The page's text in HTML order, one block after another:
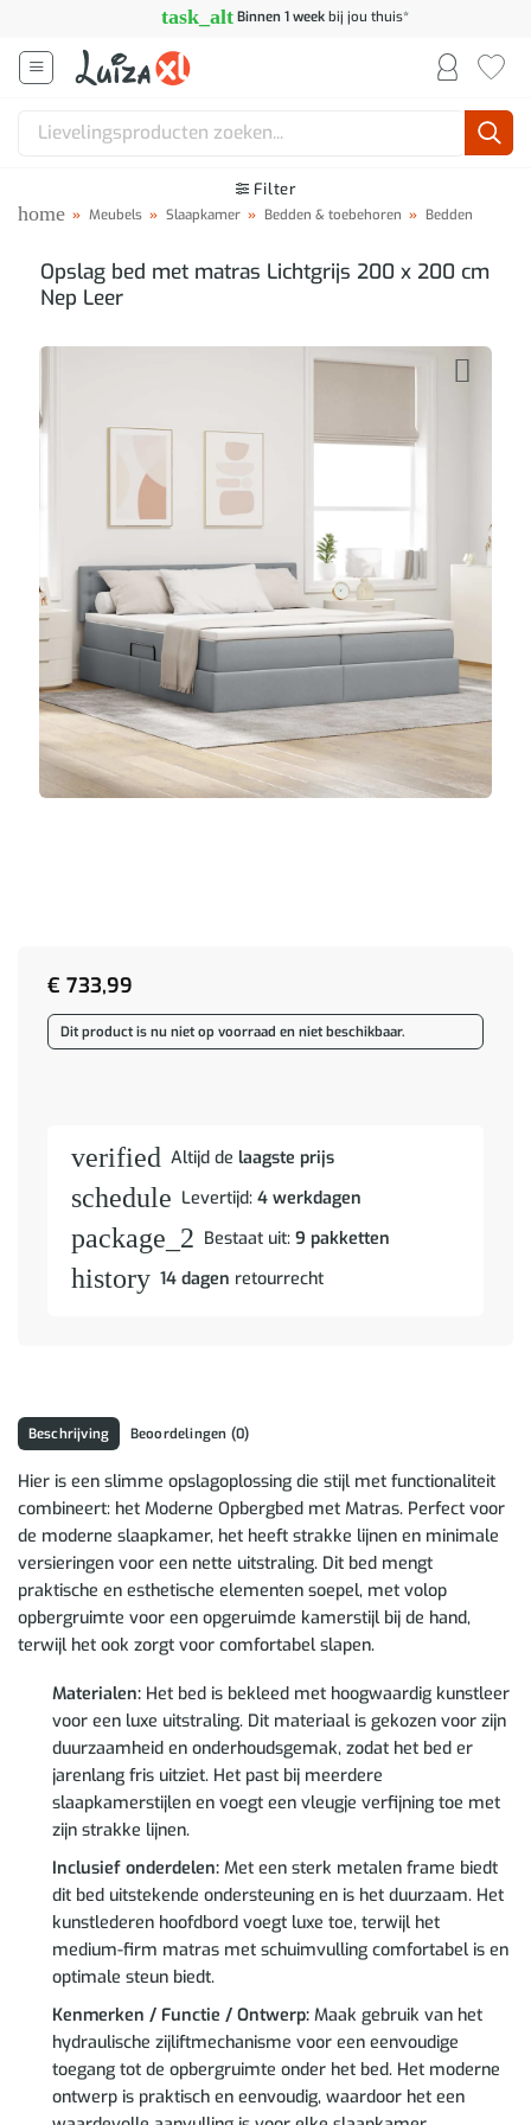
inhoud
task_alt Binnen 1 weekbij jou thuis*
Zoeken
Filter
home » Meubels » Slaapkamer » Bedden & toebehoren » Bedden
Opslag bed met matras Lichtgrijs 200 x 200 cm
Nep Leer
€ 733,99
Dit product is nu niet op voorraad en niet beschikbaar.
verified Altijd de laagste prijs
schedule Levertijd: 4 werkdagen
package_2 Bestaat uit: 9 pakketten
history 14 dagen retourrecht
Beschrijving Beoordelingen (0)
Hier is een slimme opslagoplossing die stijl met functionaliteit
combineert: het Moderne Opbergbed met Matras. Perfect voor
de moderne slaapkamer, het heeft strakke lijnen en minimale
versieringen voor een nette uitstraling. Dit bed mengt
praktische en esthetische elementen soepel, met volop
opbergruimte voor een opgeruimde kamerstijl bij de hand,
terwijl het ook zorgt voor comfortabel slapen.
Materialen:Het bed is bekleed met hoogwaardig kunstleer
voor een luxe uitstraling. Dit materiaal is gekozen voor zijn
duurzaamheid en onderhoudsgemak, zodat het bed er
jarenlang fris uitziet. Het past bij meerdere
slaapkamerstijlen en voegt een vleugje verfijning toe met
zijn strakke lijnen.
Inclusief onderdelen:Met een sterk metalen frame biedt
dit bed uitstekende ondersteuning en is het duurzaam. Het
kunstlederen hoofdbord voegt luxe toe, terwijl het
medium-firm matras met schuimvulling comfortabel is en
optimale steun biedt.
Kenmerken / Functie / Ontwerp:Maak gebruik van het
hydraulische zijliftmechanisme voor een eenvoudige
toegang tot de opbergruimte onder het bed. Het moderne
ontwerp is praktisch en eenvoudig, waardoor het een